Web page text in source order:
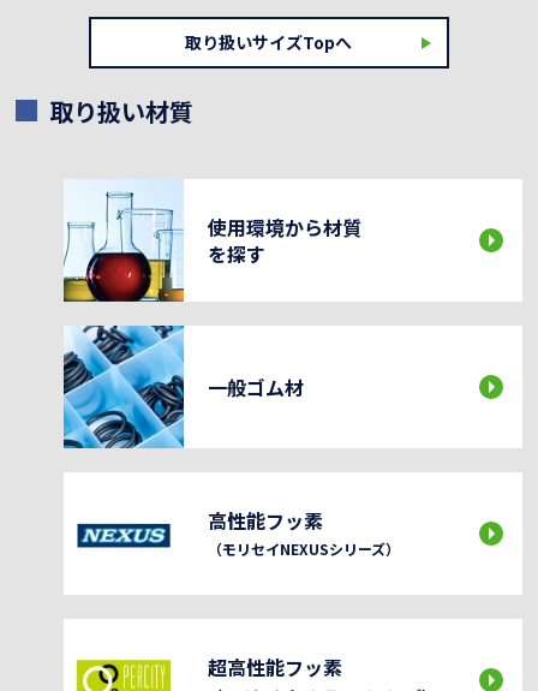
取り扱いサイズTopへ
取り扱い材質
使用環境から材質
を探す
一般ゴム材
高性能フッ素
（モリセイNEXUSシリーズ）
超高性能フッ素